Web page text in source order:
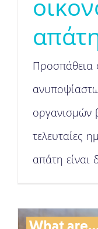
Προσπάθεια
οργανισμών
τελευταίες
απάτη είναι